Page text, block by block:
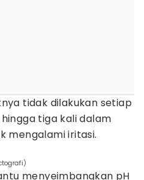
tidak dilakukan setiap
tiga kali dalam
mengalami iritasi.
menyeimbangkan pH